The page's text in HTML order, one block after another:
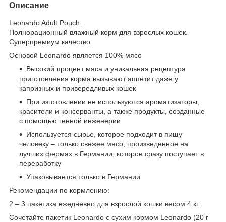
Описание
Leonardo Adult Pouch.
Полнорационный влажный корм для взрослых кошек.
Суперпремиум качество.
Основой Leonardo является 100% мясо
Высокий процент мяса и уникальная рецептура
приготовления корма вызывают аппетит даже у
капризных и привередливых кошек
При изготовлении не используются ароматизаторы,
красители и консерванты, а также продукты, созданные
с помощью генной инженерии
Используется сырье, которое подходит в пищу
человеку – только свежее мясо, произведенное на
лучших фермах в Германии, которое сразу поступает в
переработку
Упаковывается только в Германии
Рекомендации по кормлению:
2 – 3 пакетика ежедневно для взрослой кошки весом 4 кг.
Сочетайте пакетик Leonardo с сухим кормом Leonardo (20 г